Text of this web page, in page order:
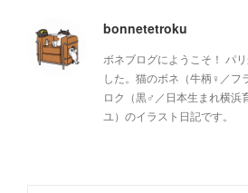
bonnetetroku
ボネブログにようこそ！ パ
した。猫のボネ（牛柄♀／フ
ロク（黒♂／日本生まれ横浜
ユ）のイラスト日記です。